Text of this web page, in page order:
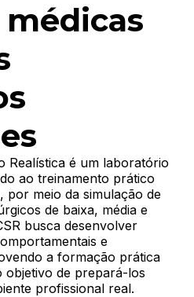
Realística é um laboratório
ao treinamento prático
por meio da simulação de
de baixa, média e
busca desenvolver
e
a formação prática
objetivo de prepará-los
profissional real.